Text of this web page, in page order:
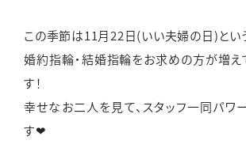
この季節は11月22日(いい夫婦の日)とい
婚約指輪・結婚指輪をお求めの方が増え
す！
幸せなお二人を見て、スタッフ一同パワ
す❤